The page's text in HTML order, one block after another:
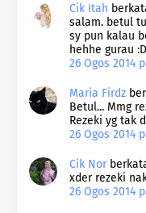
Cik Itah
salam. betul
sy pun kalau
hehhe gurau :D
26 Ogos 2014
Maria Firdz
Betul... Mmg
Rezeki yg tak
26 Ogos 2014
Cik Nor
xder rezeki
26 Ogos 2014